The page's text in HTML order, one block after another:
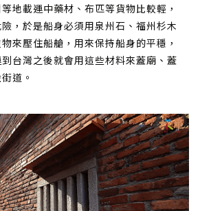
地載運中藥材、布匹等貨物比較輕，
，於是船身必須用泉州石、福州杉木
來壓住船艙，用來保持船身的平穩，
台灣之後就會用這些材料來蓋廟、蓋
道。